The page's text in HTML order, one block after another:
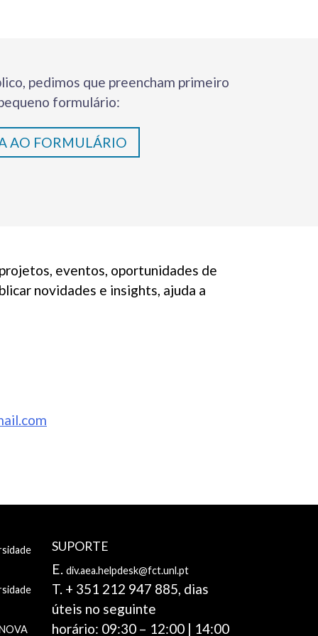
pedimos que preencham primeiro
formulário:
AO FORMULÁRIO
eventos, oportunidades de
novidades e insights, ajuda a
SUPORTE
E. div.aea.helpdesk@fct.unl.pt
T. + 351 212 947 885, dias
úteis no seguinte
horário: 09:30 – 12:00 | 14:00